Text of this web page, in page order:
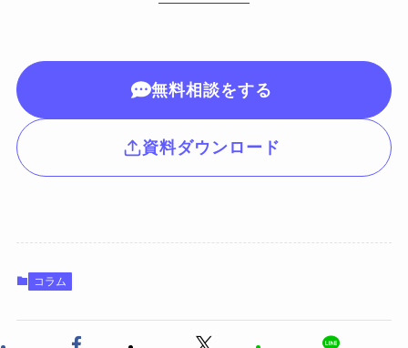
無料相談をする
資料ダウンロード
コラム